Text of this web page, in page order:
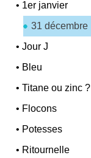
• 1er janvier
31 décembre
•Jour J
• Bleu
•Titane ou zinc ?
• Flocons
• Potesses
• Ritournelle